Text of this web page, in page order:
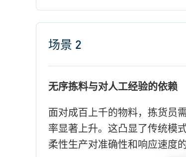
场景 2
无序拣料与对人工经验的依赖
面对成百上千的物料，拣货员
率显著上升。这凸显了传统模
柔性生产对准确性和响应速度的